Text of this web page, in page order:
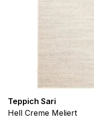
Teppich Sari
Hell Creme Meliert